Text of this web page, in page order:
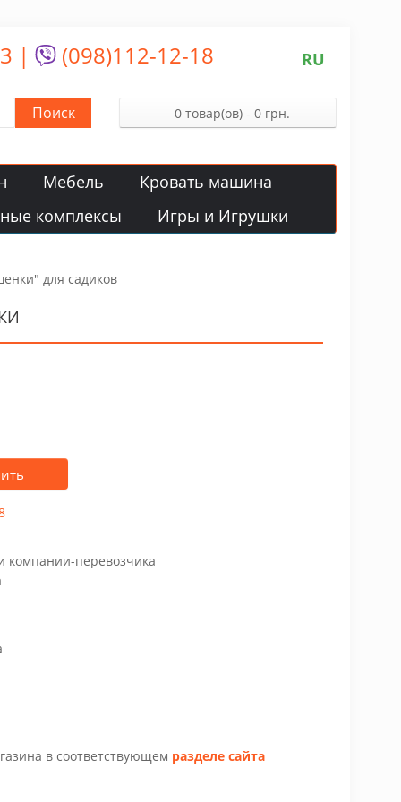
| (098)112-12-18 RU
Поиск 0 товар(ов) - 0 грн.
Мебель
Кровать машина
комплексы
Игры и Игрушки
для садиков
компании-перевозчика
в соответствующем разделе сайта